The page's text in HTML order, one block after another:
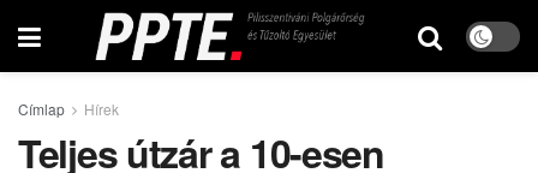
Címlap Hírek
Teljes útzár a 10-esen